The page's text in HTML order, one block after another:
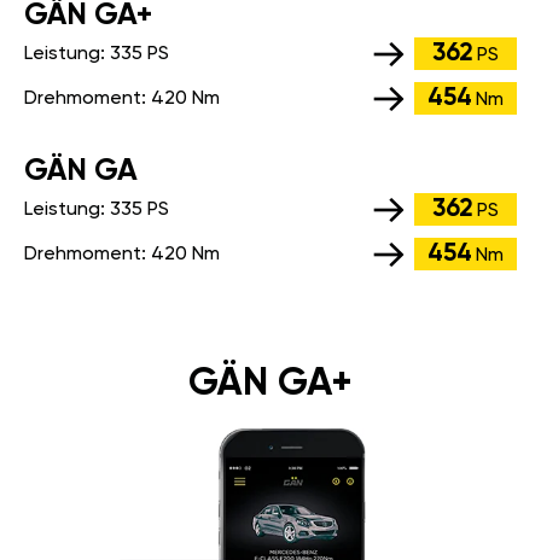
GÄN GA+
Leistung: 335 PS 362 PS
Drehmoment: 420 Nm 454 Nm
GÄN GA
Leistung: 335 PS 362 PS
Drehmoment: 420 Nm 454 Nm
GÄN GA+